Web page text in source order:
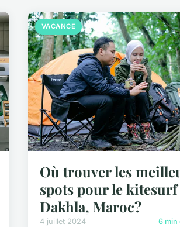
VACANCE
Où trouver les
spots pour le kitesurf
Dakhla, Maroc?
4 juillet 2024 6